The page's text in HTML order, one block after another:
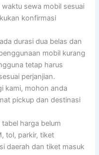
sewa mobil sesuai
konfirmasi
durasi dua belas dan
mobil kurang
tetap harus
perjanjian.
kami, mohon anda
pickup dan destinasi
harga belum
tol, parkir, tiket
daerah dan tiket masuk